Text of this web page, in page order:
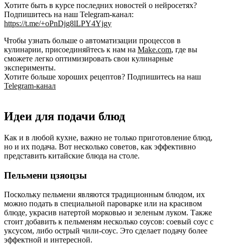
Хотите быть в курсе последних новостей о нейросетях?
Подпишитесь на наш Telegram-канал:
https://t.me/+oPnDjg8lLPY4Yjgy
Чтобы узнать больше о автоматизации процессов в
кулинарии, присоединяйтесь к нам на Make.com, где вы
сможете легко оптимизировать свои кулинарные
эксперименты.
Хотите больше хороших рецептов? Подпишитесь на наш
Telegram-канал
Идеи для подачи блюд
Как и в любой кухне, важно не только приготовление блюд,
но и их подача. Вот несколько советов, как эффективно
представить китайские блюда на столе.
Пельмени цзяоцзы
Поскольку пельмени являются традиционным блюдом, их
можно подать в специальной пароварке или на красивом
блюде, украсив натертой морковью и зеленым луком. Также
стоит добавить к пельменям несколько соусов: соевый соус с
уксусом, либо острый чили-соус. Это сделает подачу более
эффектной и интересной.